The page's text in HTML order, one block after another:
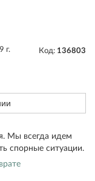
г.
Код: 136803
Мы всегда идем
спорные ситуации.